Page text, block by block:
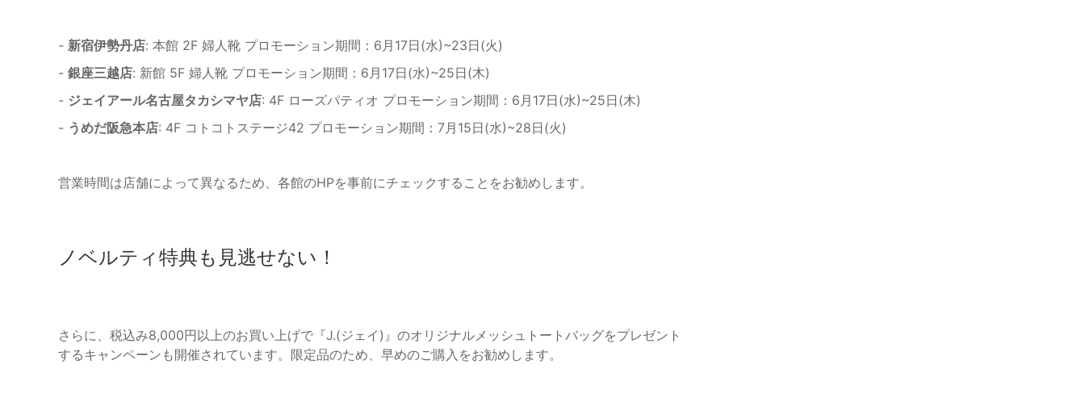
- 新宿伊勢丹店: 本館 2F 婦人靴 プロモーション期間：6月17日(水)~23日(火)
- 銀座三越店: 新館 5F 婦人靴 プロモーション期間：6月17日(水)~25日(木)
- ジェイアール名古屋タカシマヤ店: 4F ローズパティオ プロモーション期間：6月17日(水)~25日(木)
- うめだ阪急本店: 4F コトコトステージ42 プロモーション期間：7月15日(水)~28日(火)
営業時間は店舗によって異なるため、各館のHPを事前にチェックすることをお勧めします。
ノベルティ特典も見逃せない！
さらに、税込み8,000円以上のお買い上げで『J.(ジェイ)』のオリジナルメッシュトートバッグをプレゼント
するキャンペーンも開催されています。限定品のため、早めのご購入をお勧めします。